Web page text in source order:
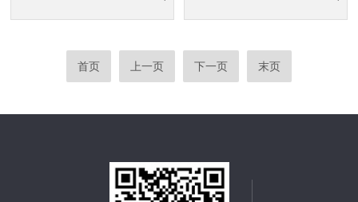
首页 上一页 下一页 末页